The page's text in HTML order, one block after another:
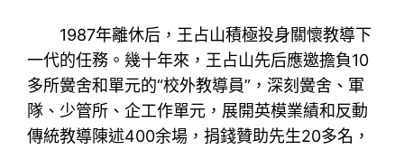
1987年離休后，王占山積極投身關懷教導下
一代的任務。幾十年來，王占山先后應邀擔負10
多所黌舍和單元的“校外教導員”，深刻黌舍、軍
隊、少管所、企工作單元，展開英模業績和反動
傳統教導陳述400余場，捐錢贊助先生20多名，